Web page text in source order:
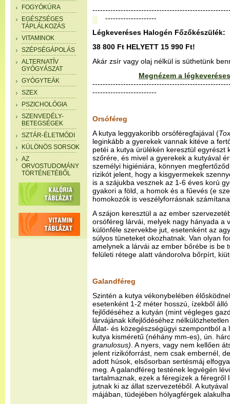
FOGYÓKÚRA
EGÉSZSÉGES
TÁPLÁLKOZÁS
VITAMINOK
SZÉPSÉGÁPOLÁS
ALTERNATÍV
GYÓGYÁSZAT
GYÓGYTEÁK
SZEX
PSZICHOLÓGIA
SZENVEDÉLY-
BETEGSÉGEK
SZTÁR-ÉLETMÓDI
KÜLÖNÖS SORSOK
AZ
ORVOSTUDOMÁNY
TÖRTÉNETÉBŐL
--------------------
Légkeveréses Halogén Főzőkészülék:
38 800 Ft HELYETT 15 990 Ft!
Akár zsír vagy olaj nélkül is süthetünk
Megnézem a
-------------------------
Orsóféreg
A kutya leggyakoribb orsóféregfajával (
leginkább a gyerekek vannak kitéve a
petéi a kutya ürülékén keresztül egyrészt
szőrére, és mivel a gyerekek a kutyával
személyi higiéniára, könnyen
rizikót jelent, hogy a kisgyermekek
is a szájukba vesznek az 1-6 éves korú
gyakori a föld, a homok és a fűevés (e
homokozók is veszélyforrásnak
A szájon keresztül a az ember
orsóféreg lárvái, melyek nagy hányada a
különféle szervekbe jut, esetenként az
súlyos tüneteket okozhatnak. Van olyan
amelynek a lárvái az ember bőrébe is be
felületi rétege alatt vándorolva bőrpírt,
Galandféreg
Szintén a kutya vékonybelében
esetenként 1-2 méter hosszú, ízekből
fejlődéséhez a kutyán (mint végleges
lárvájának kifejlődéséhez
Állat- és közegészségügyi szempontból
kutya kisméretű (néhány mm-es), ún.
granulosus) . A nyers, vagy nem kellően
jelent rizikóforrást, nem csak embernél,
adott húsok, elsősorban sertésmáj
meg. A galandféreg testének legvégén
tartalmaznak, ezek a féregízek a féregről
jutnak ki az állat szervezetéből. A
májában, tüdejében hólyagférgek